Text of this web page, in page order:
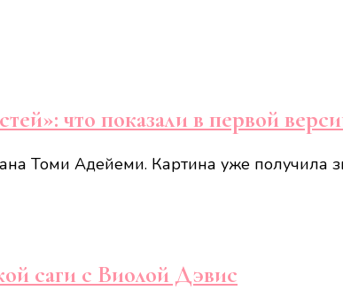
что показали в первой
Томи Адейеми. Картина уже получила
саги с Виолой Дэвис